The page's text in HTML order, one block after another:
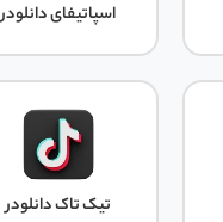
اسپاتیفای دانلودر
تیک تاک دانلودر